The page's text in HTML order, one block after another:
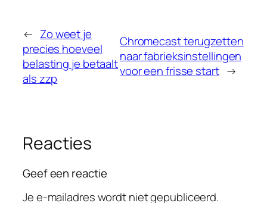
← Zo weet je
precies hoeveel
belasting je betaalt
als zzp
Chromecast terugzetten
naar fabrieksinstellingen
voor een frisse start →
Reacties
Geef een reactie
Je e-mailadres wordt niet gepubliceerd.